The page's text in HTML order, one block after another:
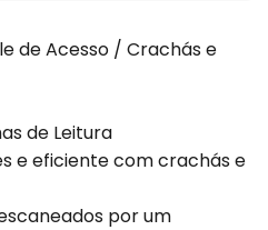
de Acesso / Crachás e
de Leitura
e eficiente com crachás e
por um